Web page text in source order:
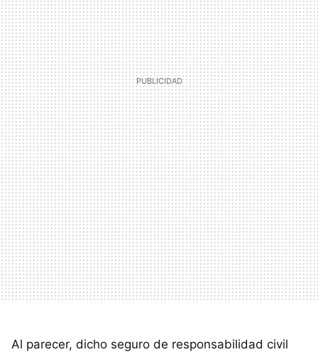
Al parecer, dicho seguro de responsabilidad civil